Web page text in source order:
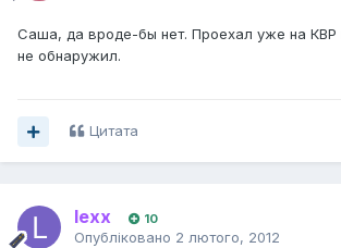
Саша, да вроде-бы нет. Проехал уже на
не обнаружил.
Цитата
lexx 10
Опубліковано 2 лютого, 2012